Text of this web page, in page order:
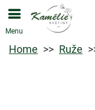
Menu
Home Ruže